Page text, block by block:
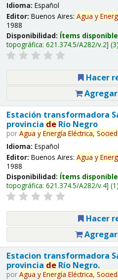
Idioma: Español
Editor: Buenos Aires: Agua y
1988
Disponibilidad: Ítems
topográfica: 621.374.5/A282/v.2
Hacer
Estación transformadora
provincia deRío Negro
por Agua y Energía Eléctrica,
Idioma: Español
Editor: Buenos Aires: Agua y
1988
Disponibilidad: Ítems
topográfica: 621.374.5/A282/v.4
Hacer
Estacion transformadora
provincia deRío Negro.
por Agua y Energía Eléctrica,